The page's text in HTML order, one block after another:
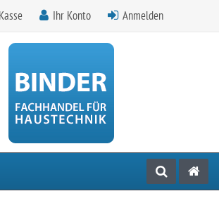
Ihr Konto Anmelden